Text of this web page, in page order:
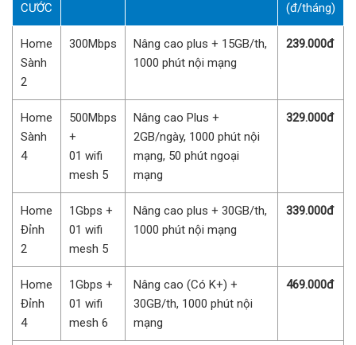
CƯỚC
(đ/tháng)
Home
Sành
2
300Mbps
Nâng cao plus + 15GB/th,
1000 phút nội mạng
239.000đ
Home
Sành
4
500Mbps
+
01 wifi
mesh 5
Nâng cao Plus +
2GB/ngày, 1000 phút nội
mạng, 50 phút ngoại
mạng
329.000đ
Home
Đỉnh
2
1Gbps +
01 wifi
mesh 5
Nâng cao plus + 30GB/th,
1000 phút nội mạng
339.000đ
Home
Đỉnh
4
1Gbps +
01 wifi
mesh 6
Nâng cao (Có K+) +
30GB/th, 1000 phút nội
mạng
469.000đ